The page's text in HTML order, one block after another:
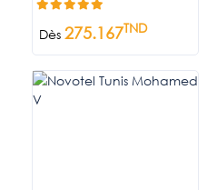
Dès275.167TND